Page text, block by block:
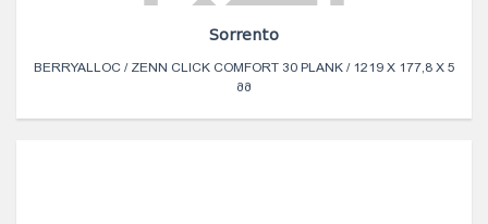
Sorrento
BERRYALLOC / ZENN CLICK COMFORT 30 PLANK / 1219 X 177,8 X 5
ᲛᲛ